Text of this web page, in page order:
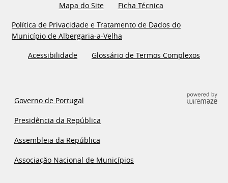
Mapa do Site
Ficha Técnica
Política de Privacidade e Tratamento de Dados do
Município de Albergaria-a-Velha
Acessibilidade
Glossário de Termos Complexos
Governo de Portugal
Presidência da República
Assembleia da República
Associação Nacional de Municípios